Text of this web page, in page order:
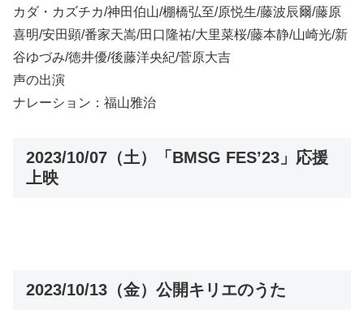
カダ・カズチカ/神田伯山/棚橋弘至/原悦生/藤波辰爾/藤原
喜明/安田顕/番家天嵩/田口隆祐/大里菜桜/藤本静/山崎光/新
谷ゆづみ/徳井優/後藤洋央紀/菅原大吉
声の出演
ナレーション：福山雅治
2023/10/07（土）「BMSG FES’23」応援
上映
2023/10/13（金）公開キリエのうた